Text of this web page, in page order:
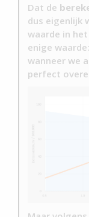
Dat de
dus eigenlijk
waarde in
enige
wanneer we
perfect